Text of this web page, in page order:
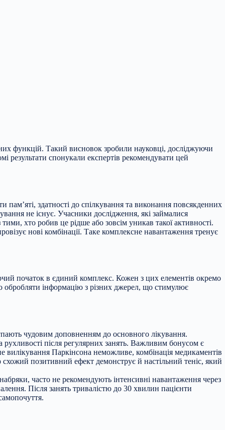
функцій. Такий висновок зробили науковці, досліджуючи
результати спонукали експертів рекомендувати цей
пам’яті, здатності до спілкування та виконання повсякденних
не існує. Учасники дослідження, які займалися
хто робив це рідше або зовсім уникав такої активності.
нові комбінації. Таке комплексне навантаження тренує
початок в єдиний комплекс. Кожен з цих елементів окремо
обробляти інформацію з різних джерел, що стимулює
чудовим доповненням до основного лікування.
після регулярних занять. Важливим бонусом є
вилікування Паркінсона неможливе, комбінація медикаментів
позитивний ефект демонструє й настільний теніс, який
часто не рекомендують інтенсивні навантаження через
Після занять тривалістю до 30 хвилин пацієнти